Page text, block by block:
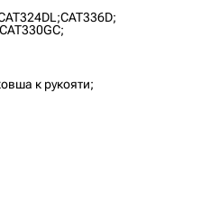
CAT336D;
CAT330GC;
к рукояти;